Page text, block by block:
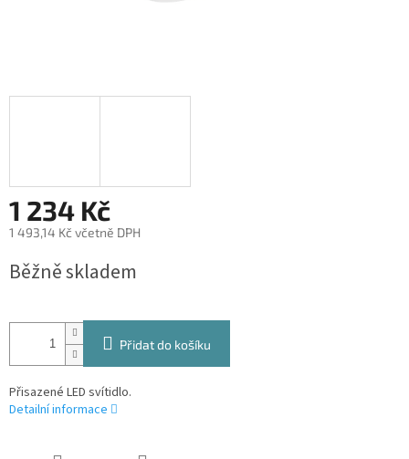
1 234 Kč
1 493,14 Kč včetně DPH
cena:
Běžně skladem
Přidat do košíku
Přisazené LED svítidlo.
Detailní informace